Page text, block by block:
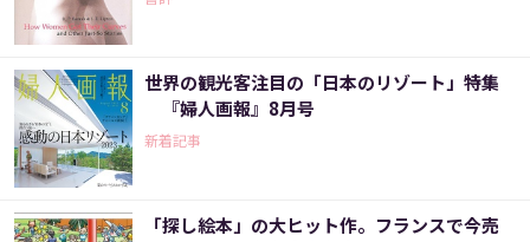
世界の観光客注目の「日本のリゾート」特集
『婦人画報』8月号
新着記事
「探し絵本」の大ヒット作。フランスで今売